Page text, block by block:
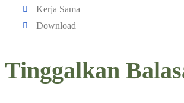
Kerja Sama
Download
Tinggalkan